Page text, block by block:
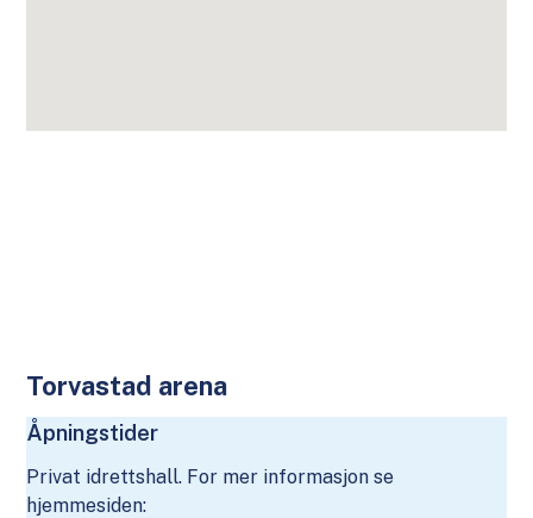
Torvastad arena
Åpningstider
Privat idrettshall. For mer informasjon se
hjemmesiden: